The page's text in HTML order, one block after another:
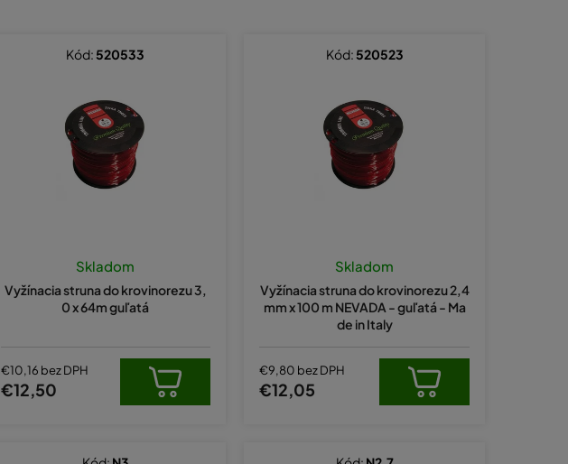
Vyžínacia struna do krovinorezu 3,
0 x 64m guľatá
Skladom
€10,16 bez DPH
€12,50
Kód: 520533
Vyžínacia struna do krovinorezu 2,4
mm x 100 m NEVADA - guľatá - Ma
de in Italy
Skladom
€9,80 bez DPH
€12,05
Kód: 520523